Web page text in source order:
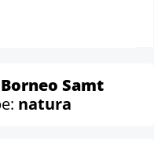
Samt
natura